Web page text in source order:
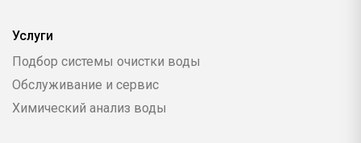
Услуги
Подбор системы очистки воды
Обслуживание и сервис
Химический анализ воды